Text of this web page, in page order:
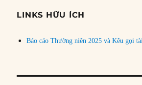
đề
LINKS HỮU ÍCH
Báo cáo Thường niên 2025 và Kêu gọi